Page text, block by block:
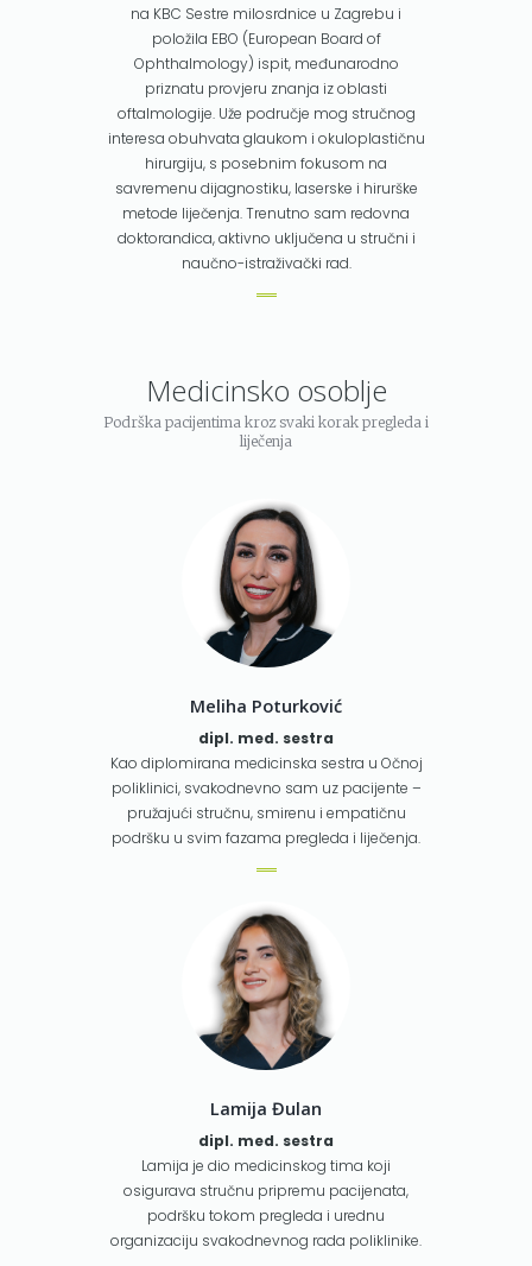
na KBC Sestre milosrdnice u Zagrebu i
položila EBO (European Board of
Ophthalmology) ispit, međunarodno
priznatu provjeru znanja iz oblasti
oftalmologije. Uže područje mog stručnog
interesa obuhvata glaukom i okuloplastičnu
hirurgiju, s posebnim fokusom na
savremenu dijagnostiku, laserske i hirurške
metode liječenja. Trenutno sam redovna
doktorandica, aktivno uključena u stručni i
naučno-istraživački rad.
Medicinsko osoblje
Podrška pacijentima kroz svaki korak pregleda i
liječenja
Meliha Poturković
dipl. med. sestra
Kao diplomirana medicinska sestra u Očnoj
poliklinici, svakodnevno sam uz pacijente –
pružajući stručnu, smirenu i empatičnu
podršku u svim fazama pregleda i liječenja.
Lamija Đulan
dipl. med. sestra
Lamija je dio medicinskog tima koji
osigurava stručnu pripremu pacijenata,
podršku tokom pregleda i urednu
organizaciju svakodnevnog rada poliklinike.